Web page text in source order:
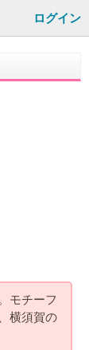
ログイン
モチーフ
横須賀の